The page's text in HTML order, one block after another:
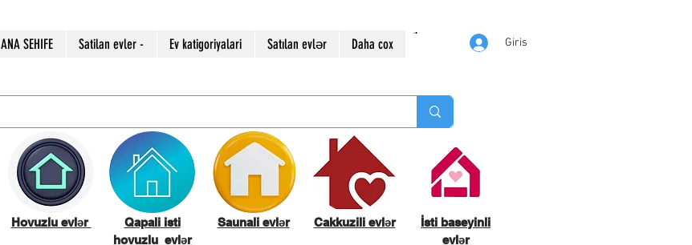
ANA SEHIFE Satilan evler - Ev katigoriyalari Satılan evlər Daha cox Giris
Hovuzlu evlər
Qapali isti
hovuzlu evlər
Saunali evlər Cakkuzili evlər
İsti baseyinli
evlər